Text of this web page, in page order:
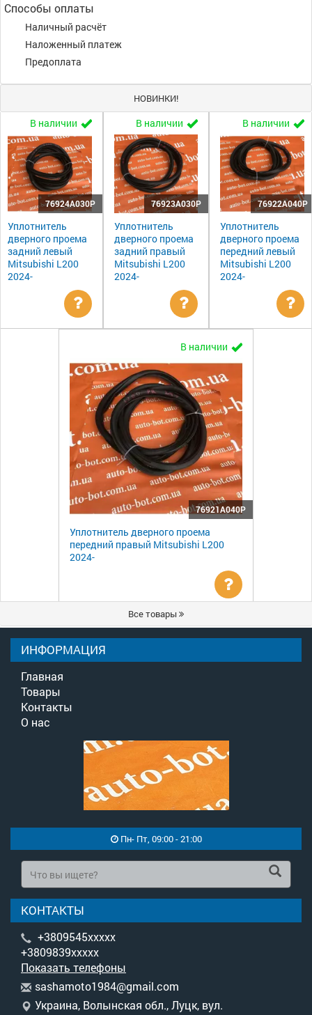
Способы оплаты
Наличный расчёт
Наложенный платеж
Предоплата
НОВИНКИ!
В наличии
76924A030P
Уплотнитель
дверного проема
задний левый
Mitsubishi L200
2024-
Уточнить
В наличии
76923A030P
Уплотнитель
дверного проема
задний правый
Mitsubishi L200
2024-
Уточнить
цену
В наличии
76922A040P
Уплотнитель
дверного проема
передний левый
Mitsubishi L200
2024-
В наличии
76921A040P
Уплотнитель дверного проема
передний правый Mitsubishi L200
2024-
Уточнить
цену
Все товары
ИНФОРМАЦИЯ
Главная
Товары
Контакты
О нас
Пн- Пт, 09:00 - 21:00
КОНТАКТЫ
+3809545xxxxx
+3809839xxxxx
Показать телефоны
sashamoto1984@gmail.com
Украина, Волынская обл., Луцк, вул.